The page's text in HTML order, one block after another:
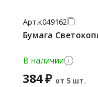
Арт.к049162
Бумага
В наличии
384 ₽ от 5 шт.